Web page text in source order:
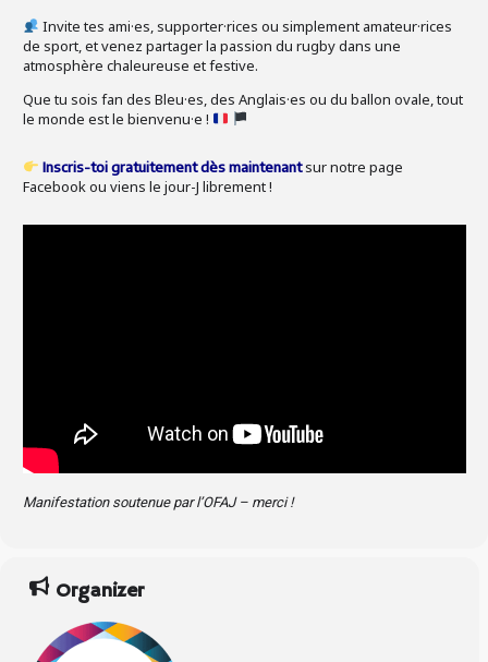
Invite tes ami·es, supporter·rices ou simplement amateur·rices
de sport, et venez partager la passion du rugby dans une
atmosphère chaleureuse et festive.
Que tu sois fan des Bleu·es, des Anglais·es ou du ballon ovale, tout
le monde est le bienvenu·e !
Inscris-toi gratuitement dès maintenantsur notre page
Facebook ou viens le jour-J librement !
Manifestation soutenue par l’OFAJ – merci !
Organizer